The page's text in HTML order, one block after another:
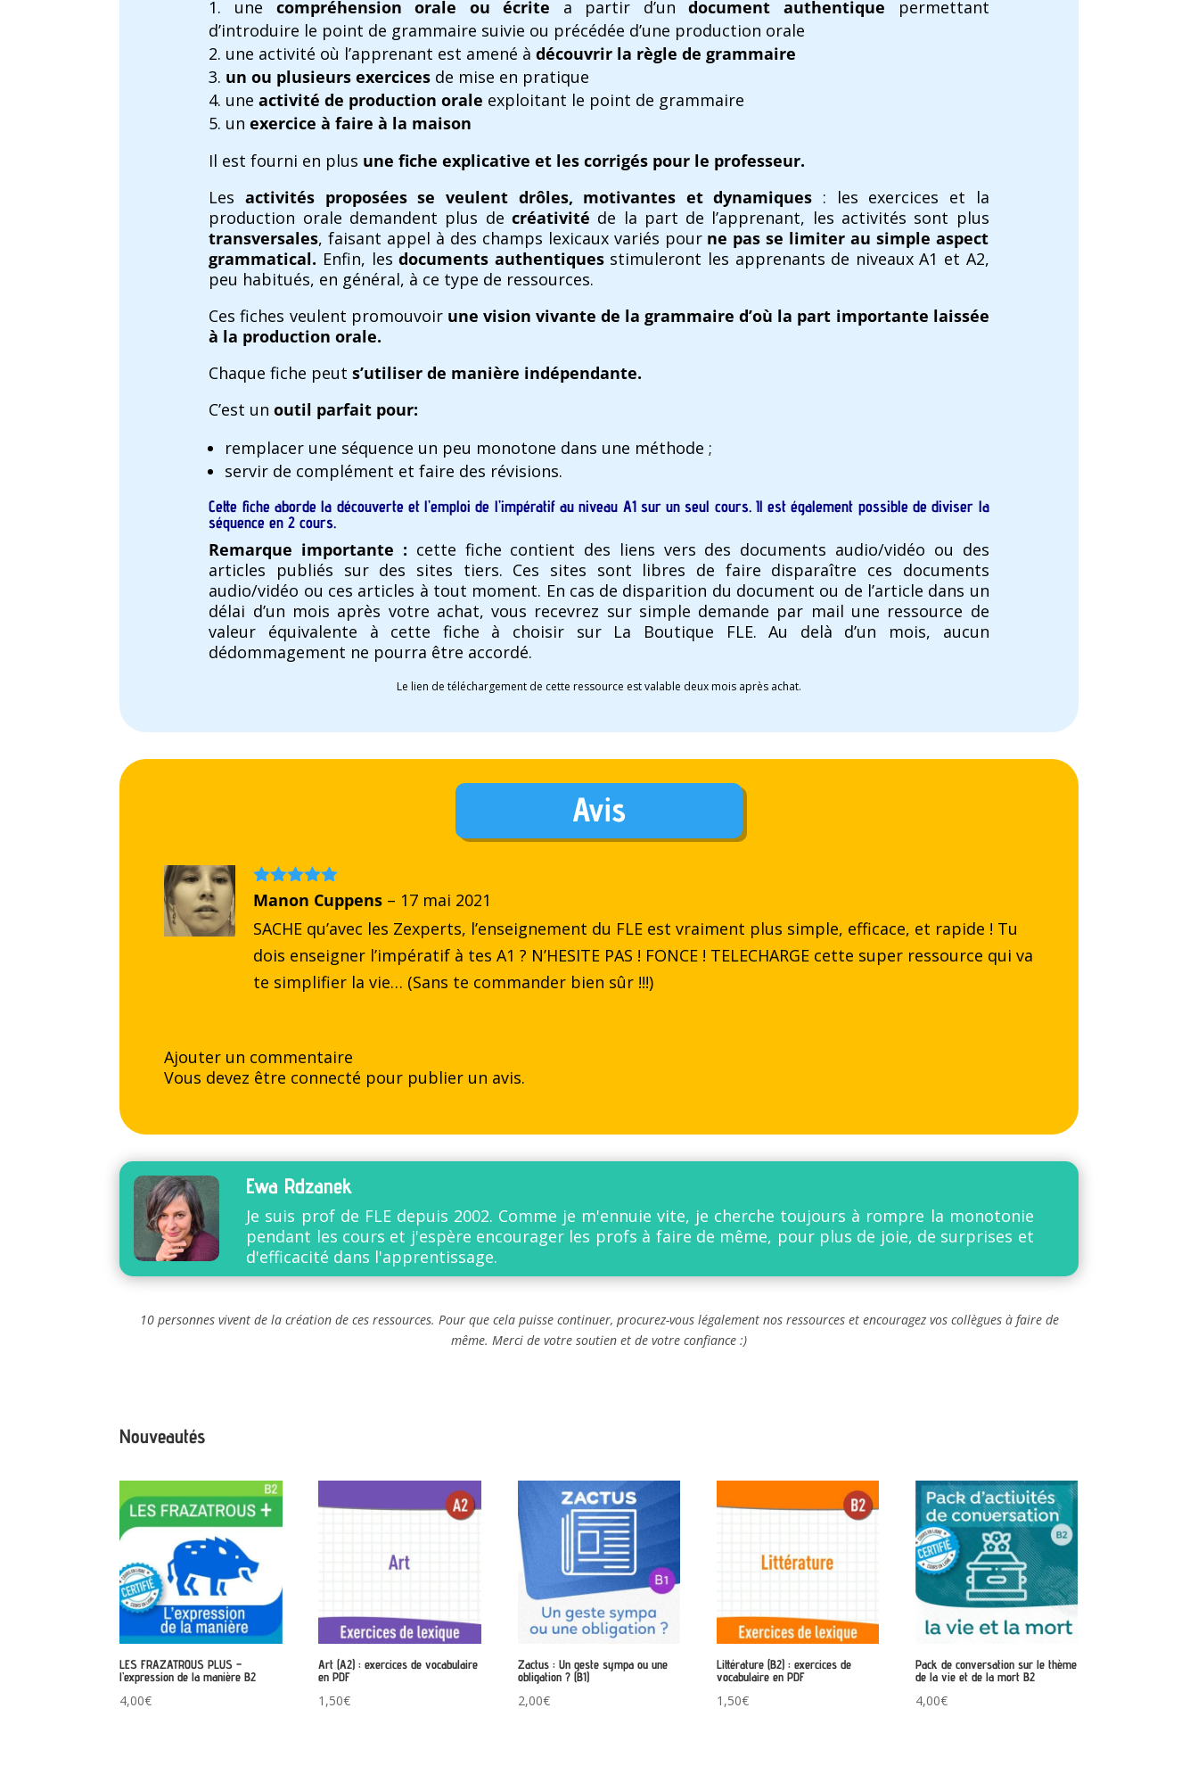
une compréhension orale ou écrite a partir d’undocument authentique permettant
d’introduire le point de grammaire suivie ou précédée d’une production orale
une activité où l’apprenant est amené àdécouvrir la règle de grammaire
un ou plusieurs exercices de mise en pratique
uneactivité de production orale exploitant le point de grammaire
unexercice à faire à la maison
Il est fourni en plus une fiche explicative et les corrigés pour le professeur.
Lesactivités proposées se veulent drôles, motivantes et dynamiques : les exercices et la
production orale demandent plus de créativité de la part de l’apprenant, les activités sont plus
transversales, faisant appel à des champs lexicaux variés pour ne pas se limiter au simple aspect
grammatical. Enfin, lesdocuments authentiquesstimuleront les apprenants de niveaux A1 et A2,
peu habitués, en général, à ce type de ressources.
Ces fiches veulent promouvoirune vision vivante de la grammaire d’où la part importante laissée
à la production orale.
Chaque fiche peuts’utiliser de manière indépendante.
C’est unoutil parfait pour:
remplacer une séquence un peu monotone dans une méthode ;
servir de complément et faire des révisions.
Cette fiche aborde la découverte et l’emploi de l’impératif au niveau A1 sur un seul cours. Il est également possible de diviser la
séquence en 2 cours.
Remarque importante : cette fiche contient des liens vers des documents audio/vidéo ou des
articles publiés sur des sites tiers. Ces sites sont libres de faire disparaître ces documents
audio/vidéo ou ces articles à tout moment. En cas de disparition du document ou de l’article dans un
délai d’un mois après votre achat, vous recevrez sur simple demande par mail une ressource de
valeur équivalente à cette fiche à choisir sur La Boutique FLE. Au delà d’un mois, aucun
dédommagement ne pourra être accordé.
Le lien de téléchargement de cette ressource est valable deux mois après achat.
Avis
Note5sur
Manon Cuppens – 17 mai 2021
SACHE qu’avec les Zexperts, l’enseignement du FLE est vraiment plus simple, efficace, et rapide ! Tu
dois enseigner l’impératif à tes A1 ? N’HESITE PAS ! FONCE ! TELECHARGE cette super ressource qui va
te simplifier la vie… (Sans te commander bien sûr !!!)
Ajouter un commentaire
Vous devez être connecté pour publier un avis.
Ewa Rdzanek
Je suis prof de FLE depuis 2002. Comme je m'ennuie vite, je cherche toujours à rompre la monotonie
pendant les cours et j'espère encourager les profs à faire de même, pour plus de joie, de surprises et
d'efficacité dans l'apprentissage.
10 personnes vivent de la création de ces ressources. Pour que cela puisse continuer, procurez-vous légalement nos ressources et encouragez vos collègues à faire de
même. Merci de votre soutien et de votre confiance :)
Nouveautés
LES FRAZATROUS PLUS –
l’expression de la manière B2
4,00€
Art (A2) : exercices de vocabulaire
en PDF
1,50€
Zactus : Un geste sympa ou une
obligation ? (B1)
2,00€
Littérature (B2) : exercices de
vocabulaire en PDF
1,50€
Pack de conversation sur le thème
de la vie et de la mort B2
4,00€